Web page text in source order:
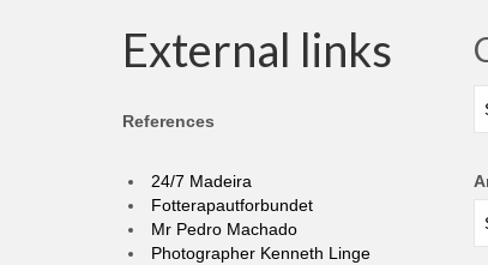
External links
References
24/7 Madeira
Fotterapautforbundet
Mr Pedro Machado
Photographer Kenneth Linge